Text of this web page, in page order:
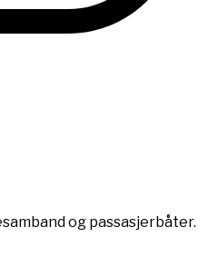
og passasjerbåter.